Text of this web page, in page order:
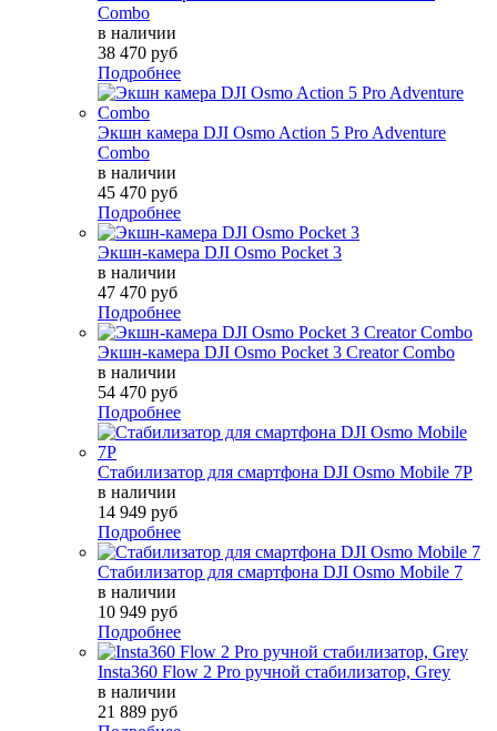
Combo
в наличии
38 470 руб
Подробнее
Экшн камера DJI Osmo Action 5 Pro Adventure
Combo
в наличии
45 470 руб
Подробнее
Экшн-камера DJI Osmo Pocket 3
в наличии
47 470 руб
Подробнее
Экшн-камера DJI Osmo Pocket 3 Creator Combo
в наличии
54 470 руб
Подробнее
Стабилизатор для смартфона DJI Osmo Mobile 7P
в наличии
14 949 руб
Подробнее
Стабилизатор для смартфона DJI Osmo Mobile 7
в наличии
10 949 руб
Подробнее
Insta360 Flow 2 Pro ручной стабилизатор, Grey
в наличии
21 889 руб